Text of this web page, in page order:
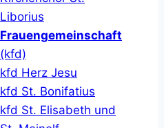
Liborius
Frauengemeinschaft
(kfd)
kfd Herz Jesu
kfd St. Bonifatius
kfd St. Elisabeth und